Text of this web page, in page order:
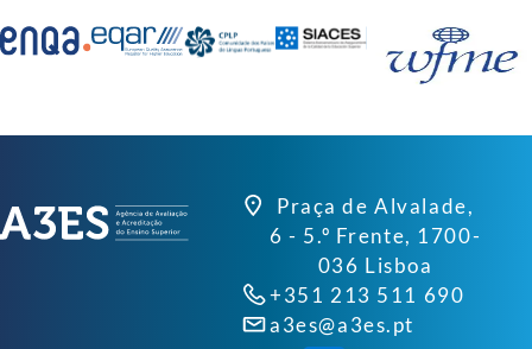
Praça de Alvalade,
6 - 5.º Frente, 1700-
036 Lisboa
+351 213 511 690
a3es@a3es.pt